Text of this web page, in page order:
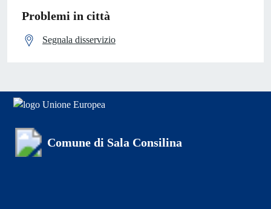
Problemi in città
Segnala disservizio
Comune di Sala Consilina